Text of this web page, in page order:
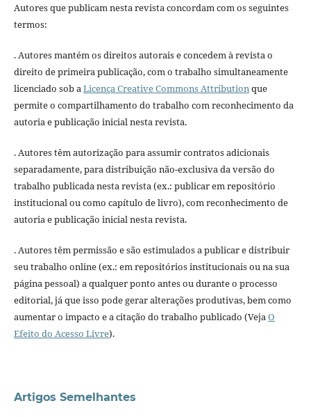
Autores que publicam nesta revista concordam com os seguintes
termos:
. Autores mantém os direitos autorais e concedem à revista o
direito de primeira publicação, com o trabalho simultaneamente
licenciado sob aLicença Creative Commons Attributionque
permite o compartilhamento do trabalho com reconhecimento da
autoria e publicação inicial nesta revista.
. Autores têm autorização para assumir contratos adicionais
separadamente, para distribuição não-exclusiva da versão do
trabalho publicada nesta revista (ex.: publicar em repositório
institucional ou como capítulo de livro), com reconhecimento de
autoria e publicação inicial nesta revista.
. Autores têm permissão e são estimulados a publicar e distribuir
seu trabalho online (ex.: em repositórios institucionais ou na sua
página pessoal) a qualquer ponto antes ou durante o processo
editorial, já que isso pode gerar alterações produtivas, bem como
aumentar o impacto e a citação do trabalho publicado (VejaO
Efeito do Acesso Livre).
Artigos Semelhantes